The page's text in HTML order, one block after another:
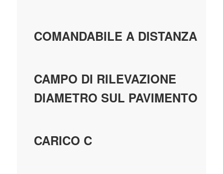
COMANDABILE A DISTANZA
CAMPO DI RILEVAZIONE
DIAMETRO SUL PAVIMENTO
CARICO C